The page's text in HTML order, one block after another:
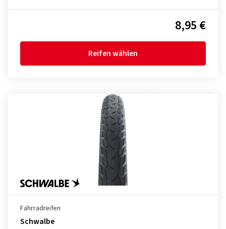
8,95 €
Reifen wählen
Fahrradreifen
Schwalbe